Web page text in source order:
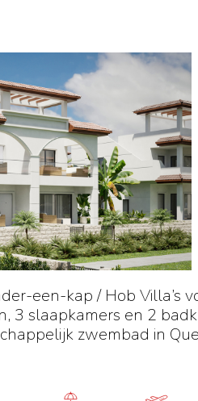
een-kap / Hob Villa’s
3 slaapkamers en 2
zwembad in